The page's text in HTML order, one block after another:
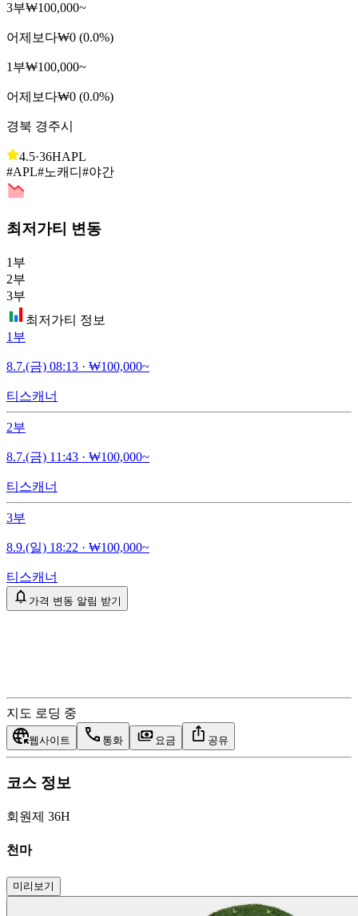
3부₩100,000~
어제보다₩0 (0.0%)
1부₩100,000~
어제보다₩0 (0.0%)
경북 경주시
4.5·36HAPL
#APL#노캐디 #야간
최저가티 변동
1부
2부
3부
최저가티 정보
1부
8.7.(금) 08:13 · ₩100,000~
티스캐너
2부
8.7.(금) 11:43 · ₩100,000~
티스캐너
3부
8.9.(일) 18:22 · ₩100,000~
티스캐너
가격 변동 알림 받기
지도 로딩 중
웹사이트 통화 요금 공유
코스 정보
회원제 36H
천마
미리보기